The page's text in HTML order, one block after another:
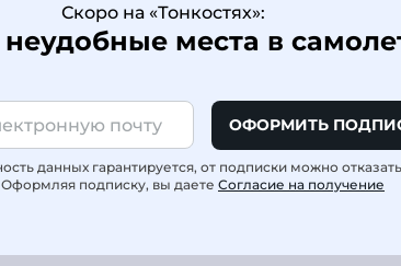
Скоро на «Тонкостях»:
места в
ОФОРМИТЬ
данных гарантируется, от подписки можно
подписку, вы даете Согласие на получение